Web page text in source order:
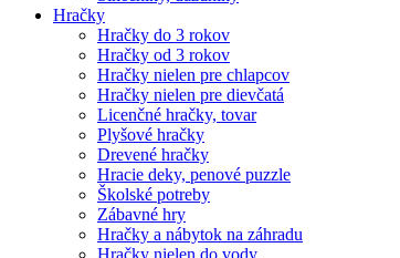
Hračky
Hračky do 3 rokov
Hračky od 3 rokov
Hračky nielen pre chlapcov
Hračky nielen pre dievčatá
Licenčné hračky, tovar
Plyšové hračky
Drevené hračky
Hracie deky, penové puzzle
Školské potreby
Zábavné hry
Hračky a nábytok na záhradu
Hračky nielen do vody